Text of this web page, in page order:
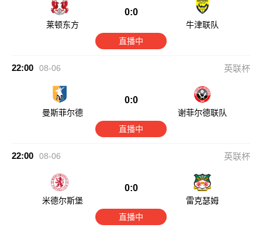
莱顿东方
0:0
牛津联队
直播中
22:00 08-06 英联杯
曼斯菲尔德
0:0
谢菲尔德联队
直播中
22:00 08-06 英联杯
米德尔斯堡
0:0
雷克瑟姆
直播中